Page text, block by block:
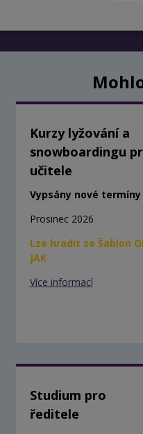
Kurzy lyžování a
snowboardingu
učitele
Vypsány nové termíny
Prosinec 2026
Lze hradit ze Šablon
JAK
Více informací
Studium pro
ředitele